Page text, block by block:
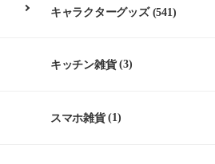
キャラクターグッズ(541)
キッチン雑貨(3)
スマホ雑貨(1)